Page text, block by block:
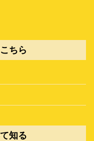
ちら
知る